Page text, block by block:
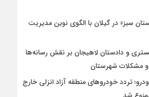
سبز» در گیلان با الگوی نوین مدیریت
و دادستان لاهیجان بر نقش رسانه‌ها
و مشکلات شهرستان
تردد خودروهای منطقه آزاد انزلی خارج